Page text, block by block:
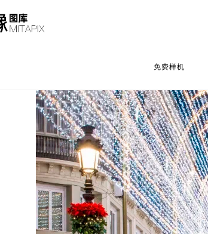
免费样机